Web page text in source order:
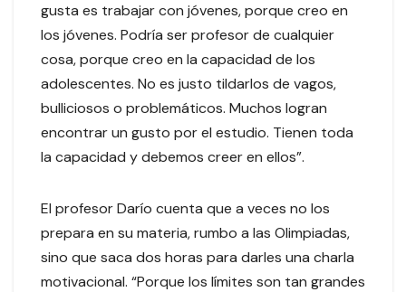
gusta es trabajar con jóvenes, porque creo en
los jóvenes. Podría ser profesor de cualquier
cosa, porque creo en la capacidad de los
adolescentes. No es justo tildarlos de vagos,
bulliciosos o problemáticos. Muchos logran
encontrar un gusto por el estudio. Tienen toda
la capacidad y debemos creer en ellos”.
El profesor Darío cuenta que a veces no los
prepara en su materia, rumbo a las Olimpiadas,
sino que saca dos horas para darles una charla
motivacional. “Porque los límites son tan grandes